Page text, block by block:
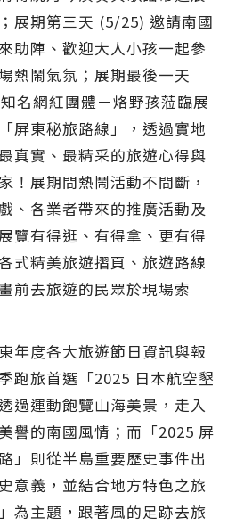
展期第三天 (5/25) 邀請南國
助陣、歡迎大人小孩一起參
熱鬧氣氛；展期最後一天
名網紅團體－烙野孩蒞臨展
屏東秘旅路線」，透過實地
真實、最精采的旅遊心得與
！展期間熱鬧活動不間斷，
、各業者帶來的推廣活動及
覽有得逛、有得拿、更有得
式精美旅遊摺頁、旅遊路線
前去旅遊的民眾於現場索
年度各大旅遊節日資訊與報
跑旅首選「2025 日本航空墾
過運動飽覽山海美景，走入
譽的南國風情；而「2025 屏
」則從半島重要歷史事件出
意義，並結合地方特色之旅
為主題，跟著風的足跡去旅